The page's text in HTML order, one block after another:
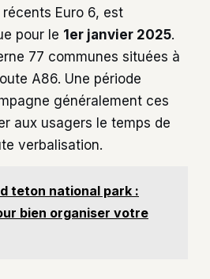
Euro 6, est
pour le 1er janvier 2025.
77 communes situées à
A86. Une période
généralement ces
aux usagers le temps de
verbalisation.
teton national park :
bien organiser votre